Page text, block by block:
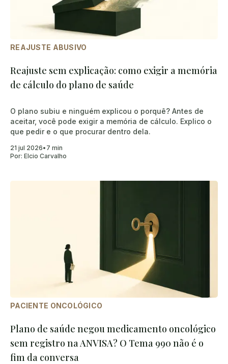
REAJUSTE ABUSIVO
Reajuste sem explicação: como exigir a memória
de cálculo do plano de saúde
O plano subiu e ninguém explicou o porquê? Antes de
aceitar, você pode exigir a memória de cálculo. Explico o
que pedir e o que procurar dentro dela.
21 jul 2026• 7 min
Por: Elcio Carvalho
PACIENTE ONCOLÓGICO
Plano de saúde negou medicamento oncológico
sem registro na ANVISA? O Tema 990 não é o
fim da conversa